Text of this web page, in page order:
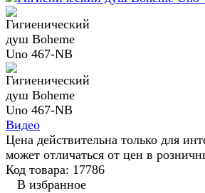
Видео
Цена действительна только для
может отличаться от цен в
Код товара: 17786
В избранное